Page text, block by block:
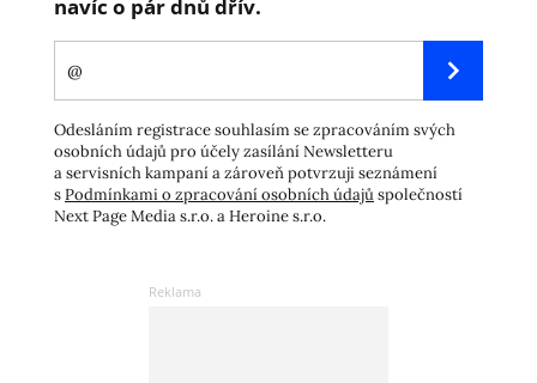
navíc o pár dnů dřív.
Odesláním registrace souhlasím se zpracováním svých
osobních údajů pro účely zasílání Newsletteru
a servisních kampaní a zároveň potvrzuji seznámení
sPodmínkami o zpracování osobních údajůspolečností
Next Page Media s.r.o. a Heroine s.r.o.